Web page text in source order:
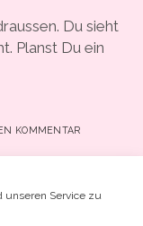
unseren Service zu
Du sieht
Planst Du ein
KOMMENTAR